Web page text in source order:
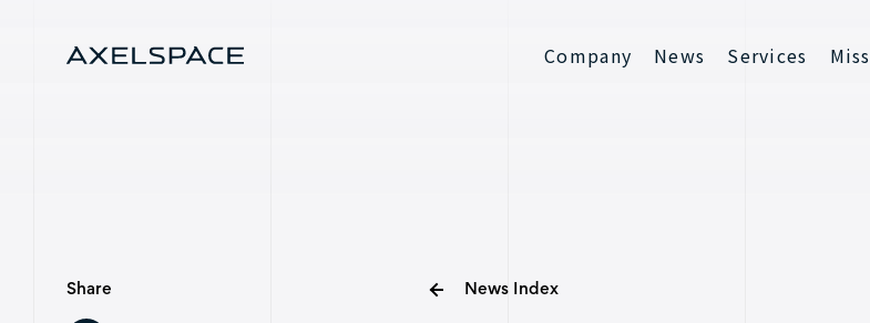
Company News Services
News Index
Share
News